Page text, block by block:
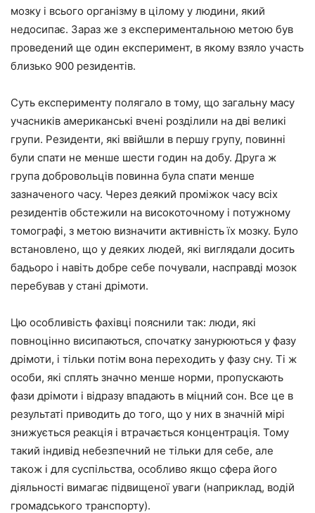
мозку і всього організму в цілому у людини, який
недосипає. Зараз же з експериментальною метою був
проведений ще один експеримент, в якому взяло участь
близько 900 резидентів.
Суть експерименту полягало в тому, що загальну масу
учасників американські вчені розділили на дві великі
групи. Резиденти, які ввійшли в першу групу, повинні
були спати не менше шести годин на добу. Друга ж
група добровольців повинна була спати менше
зазначеного часу. Через деякий проміжок часу всіх
резидентів обстежили на високоточному і потужному
томографі, з метою визначити активність їх мозку. Було
встановлено, що у деяких людей, які виглядали досить
бадьоро і навіть добре себе почували, насправді мозок
перебував у стані дрімоти.
Цю особливість фахівці пояснили так: люди, які
повноцінно висипаються, спочатку занурюються у фазу
дрімоти, і тільки потім вона переходить у фазу сну. Ті ж
особи, які сплять значно менше норми, пропускають
фази дрімоти і відразу впадають в міцний сон. Все це в
результаті приводить до того, що у них в значній мірі
знижується реакція і втрачається концентрація. Тому
такий індивід небезпечний не тільки для себе, але
також і для суспільства, особливо якщо сфера його
діяльності вимагає підвищеної уваги (наприклад, водій
громадського транспорту).